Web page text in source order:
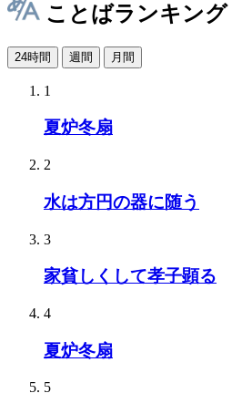
ことばランキング
24時間 週間 月間
1
夏炉冬扇
2
水は方円の器に随う
3
家貧しくして孝子顕る
4
夏炉冬扇
5